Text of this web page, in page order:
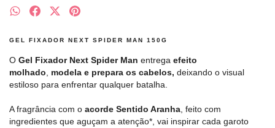
GEL FIXADOR NEXT SPIDER MAN 150G
O Gel Fixador Next Spider Man entrega efeito
molhado
modela e prepara os cabelos, deixando o visual
estiloso para enfrentar qualquer batalha.
A fragrância com o acorde Sentido Aranha , feito com
ingredientes que aguçam a atenção*, vai inspirar cada garoto